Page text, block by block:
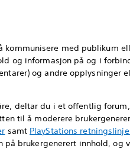
med publikum
og informasjon på og i
og andre opplysninger
deltar du i et offentlig
til å moderere
samt PlayStations
brukergenerert innhold, og